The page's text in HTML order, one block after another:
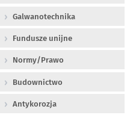
Galwanotechnika
Fundusze unijne
Normy/Prawo
Budownictwo
Antykorozja